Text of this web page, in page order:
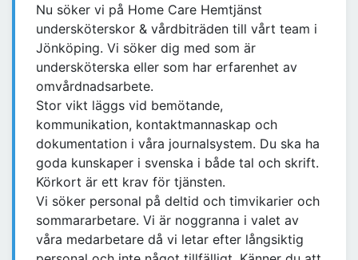
Nu söker vi på Home Care Hemtjänst
undersköterskor & vårdbiträden till vårt team i
Jönköping. Vi söker dig med som är
undersköterska eller som har erfarenhet av
omvårdnadsarbete.
Stor vikt läggs vid bemötande,
kommunikation, kontaktmannaskap och
dokumentation i våra journalsystem. Du ska ha
goda kunskaper i svenska i både tal och skrift.
Körkort är ett krav för tjänsten.
Vi söker personal på deltid och timvikarier och
sommararbetare. Vi är noggranna i valet av
våra medarbetare då vi letar efter långsiktig